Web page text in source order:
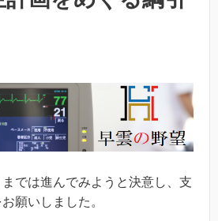
では進んでみようと決意し、支
願いしました。